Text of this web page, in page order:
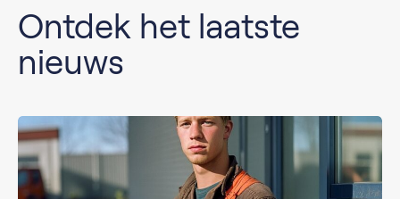
Ontdek het laatste
nieuws